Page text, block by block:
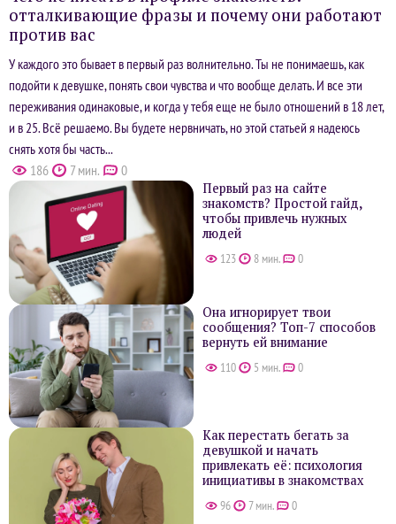
отталкивающие фразы и почему они работают
против вас
У каждого это бывает в первый раз волнительно. Ты не понимаешь, как
подойти к девушке, понять свои чувства и что вообще делать. И все эти
переживания одинаковые, и когда у тебя еще не было отношений в 18 лет,
и в 25. Всё решаемо. Вы будете нервничать, но этой статьей я надеюсь
снять хотя бы часть...
186
7 мин.
0
Первый раз на сайте
знакомств? Простой гайд,
чтобы привлечь нужных
людей
123 8 мин. 0
Она игнорирует твои
сообщения? Топ-7 способов
вернуть ей внимание
110 5 мин. 0
Как перестать бегать за
девушкой и начать
привлекать её: психология
инициативы в знакомствах
96 7 мин. 0